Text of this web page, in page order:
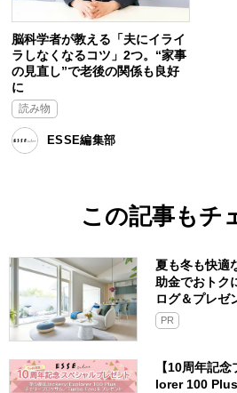
脳科学者が教える「夫にイライ
ラしなくなるコツ」2つ。“家事
の見直し”で老後の関係も良好
に
読み物
ESSE編集部
この記事もチ
夏も冬も快適
助金でおトク
ログ＆プレゼ
PR
【10周年記
lorer 100